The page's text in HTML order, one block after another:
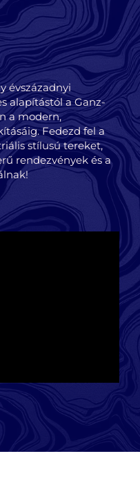
évszázadnyi
alapítástól a Ganz-
a modern,
Fedezd fel a
stílusú tereket,
rendezvények és a